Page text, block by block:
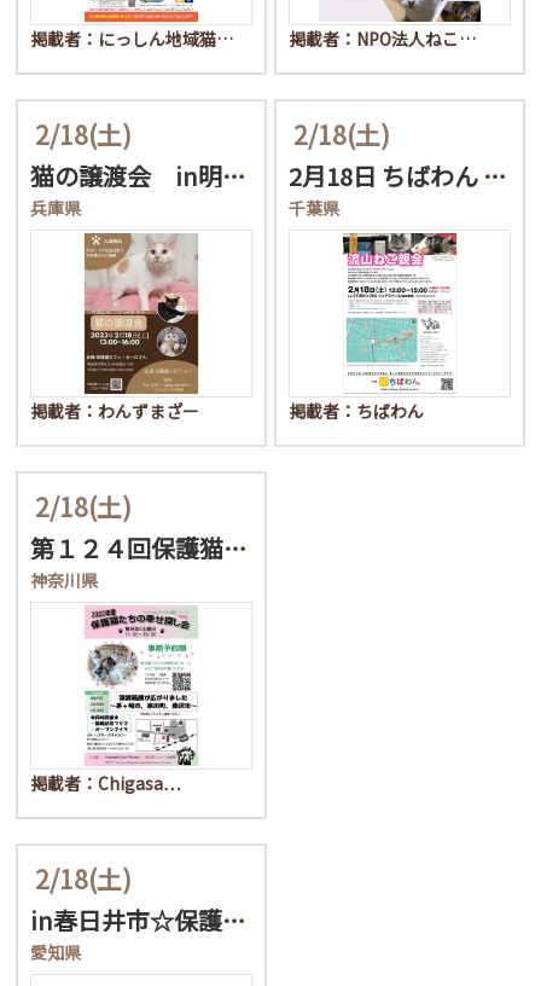
掲載者：にっしん地域猫… 掲載者：NPO法人ねこ…
2/18(土)
猫の譲渡会 in明石市
兵庫県
掲載者：わんずまざー
2/18(土)
2月18日 ちばわん 流…
千葉県
掲載者：ちばわん
2/18(土)
第１２４回保護猫たちの幸…
神奈川県
掲載者：Chigasa…
2/18(土)
in春日井市☆保護猫たち…
愛知県